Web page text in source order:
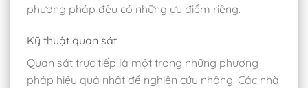
phương pháp đều có những ưu điểm riêng.
Kỹ thuật quan sát
Quan sát trực tiếp là một trong những phương
pháp hiệu quả nhất để nghiên cứu nhộng. Các nhà